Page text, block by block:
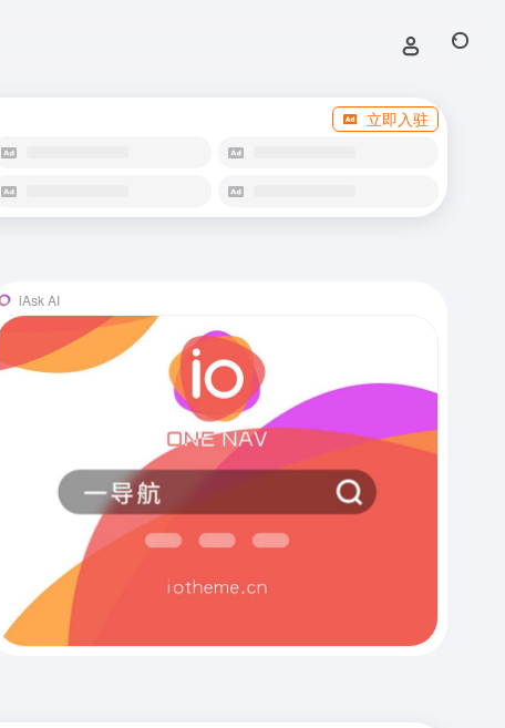
立即入驻
iAsk AI